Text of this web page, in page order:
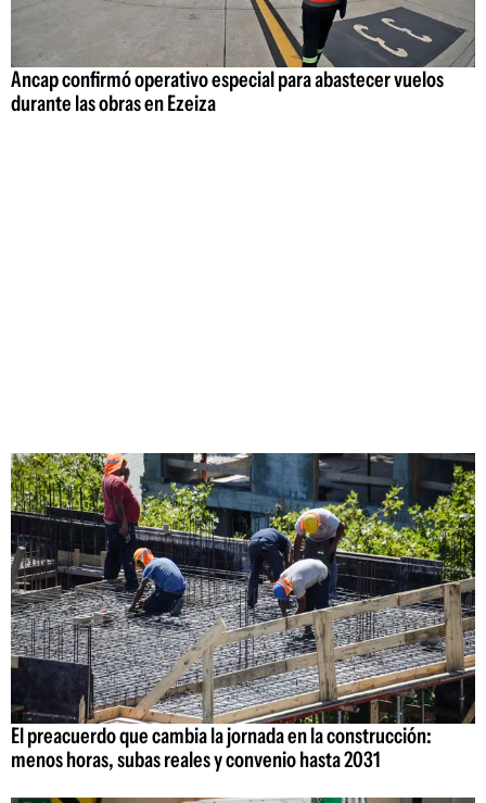
Ancap confirmó operativo especial para abastecer vuelos
durante las obras en Ezeiza
El preacuerdo que cambia la jornada en la construcción:
menos horas, subas reales y convenio hasta 2031